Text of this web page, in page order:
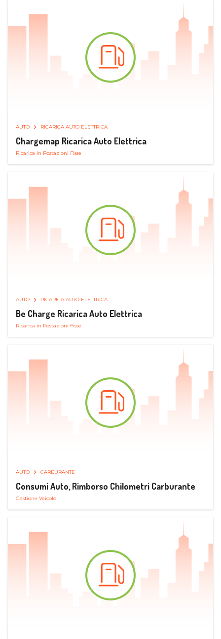
AUTO RICARICA AUTO ELETTRICA
Chargemap Ricarica Auto Elettrica
Ricarica in Postazioni Fisse
AUTO RICARICA AUTO ELETTRICA
Be Charge Ricarica Auto Elettrica
Ricarica in Postazioni Fisse
AUTO CARBURANTE
Consumi Auto, Rimborso Chilometri Carburante
Gestione Veicolo